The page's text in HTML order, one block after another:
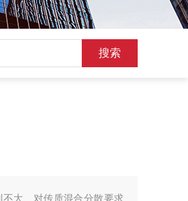
大、对传质混合分散要求